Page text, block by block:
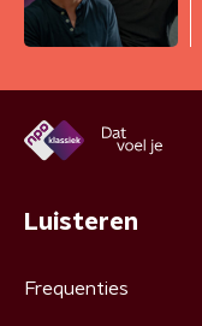
Luisteren
Frequenties